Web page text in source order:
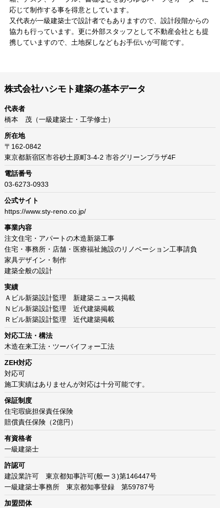
応じて制作する事を得意としています。
又代表が一級建築士で設計者でもありますので、設計段階からの
協力も行っています。更に外部スタッフとして不動産会社とも提
携していますので、土地探しなどもお手伝いが可能です。
株式会社ハシモト建築の基本データ
代表者
橋本 茂（一級建築士・工学修士）
所在地
〒162-0842
東京都新宿区市谷砂土原町3-4-2 市谷グリーンプラザ4F
電話番号
03-6273-0933
公式サイト
https://www.sty-reno.co.jp/
事業内容
注文住宅・アパートの木造新築工事
住宅・事務所・店舗・医療福祉施設のリノベーション工事請負
家具デザイン・制作
建築全般の設計
実績
Ａビル新築設計監理 新建築ニュース掲載
Ｎビル新築設計監理 近代建築掲載
Ｒビル新築設計監理 近代建築掲載
対応工法・構法
木造在来工法・ツーバイフォー工法
ZEH対応
対応可
施工実績はありませんが対応は十分可能です。
保証制度
住宅瑕疵担保責任保険
賠償責任保険（2億円）
有資格者
一級建築士
許認可
建設業許可 東京都知事許可(般ー３)第146447号
一級建築士事務所 東京都知事登録 第59787号
加盟団体